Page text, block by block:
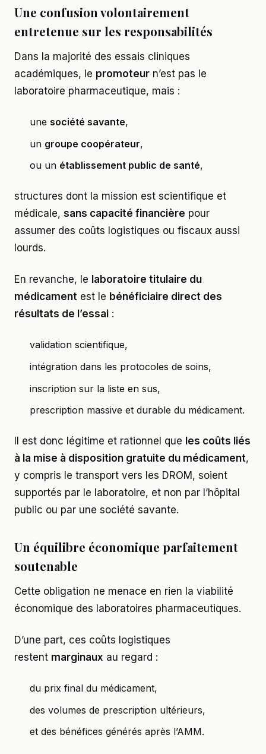
Une confusion volontairement
entretenue sur les responsabilités
Dans la majorité des essais cliniques
académiques, le promoteur n’est pas le
laboratoire pharmaceutique, mais :
une société savante,
un groupe coopérateur,
ou un établissement public de santé,
structures dont la mission est scientifique et
médicale, sans capacité financière pour
assumer des coûts logistiques ou fiscaux aussi
lourds.
En revanche, le laboratoire titulaire du
médicament est le bénéficiaire direct des
résultats de l’essai :
validation scientifique,
intégration dans les protocoles de soins,
inscription sur la liste en sus,
prescription massive et durable du médicament.
Il est donc légitime et rationnel que les coûts liés
à la mise à disposition gratuite du médicament,
y compris le transport vers les DROM, soient
supportés par le laboratoire, et non par l’hôpital
public ou par une société savante.
Un équilibre économique parfaitement
soutenable
Cette obligation ne menace en rien la viabilité
économique des laboratoires pharmaceutiques.
D’une part, ces coûts logistiques
restent marginaux au regard :
du prix final du médicament,
des volumes de prescription ultérieurs,
et des bénéfices générés après l’AMM.